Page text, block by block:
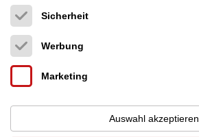
Sicherheit
Werbung
Marketing
Auswahl akzeptieren